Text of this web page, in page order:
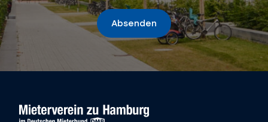
Absenden